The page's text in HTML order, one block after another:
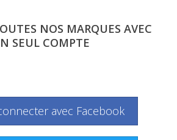
NOS MARQUES AVEC
SEUL COMPTE
avec Facebook